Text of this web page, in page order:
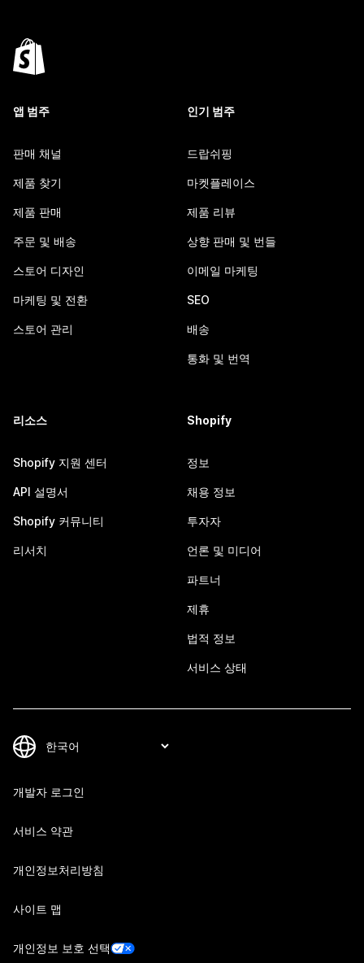
앱 범주
판매 채널
제품 찾기
제품 판매
주문 및 배송
스토어 디자인
마케팅 및 전환
스토어 관리
인기 범주
드랍쉬핑
마켓플레이스
제품 리뷰
상향 판매 및 번들
이메일 마케팅
SEO
배송
통화 및 번역
리소스
Shopify 지원 센터
API 설명서
Shopify 커뮤니티
리서치
Shopify
정보
채용 정보
투자자
언론 및 미디어
파트너
제휴
법적 정보
서비스 상태
개발자 로그인
서비스 약관
개인정보처리방침
사이트 맵
개인정보 보호 선택